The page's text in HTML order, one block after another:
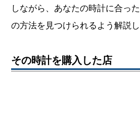
しながら、あなたの時計に合っ
の方法を見つけられるよう解説し
その時計を購入した店